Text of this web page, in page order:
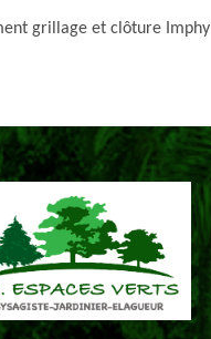
grillage et clôture Imphy